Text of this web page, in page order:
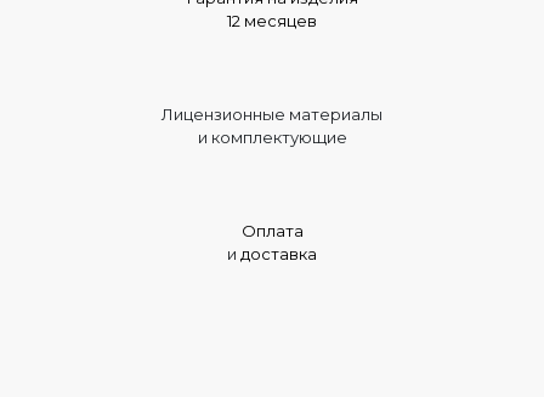
12 месяцев
Лицензионные материалы
и комплектующие
Оплата
и доставка